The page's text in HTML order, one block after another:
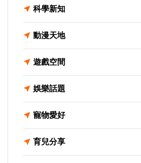
科學新知
動漫天地
遊戲空間
娛樂話題
寵物愛好
育兒分享